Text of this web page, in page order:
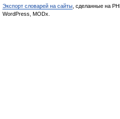
Экспорт словарей на сайты , сделанные на
WordPress, MODx.